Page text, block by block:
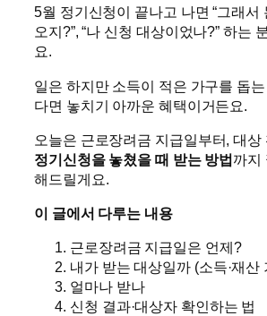
5월 정기신청이 끝나고 나면 “그래서
오지?”, “나 신청 대상이었나?” 하는
요.
일은 하지만 소득이 적은 가구를 돕
다면 놓치기 아까운 혜택이거든요.
오늘은 근로장려금 지급일부터, 대상
정기신청을 놓쳤을 때 받는 방법까지
해드릴게요.
이 글에서 다루는 내용
근로장려금 지급일은 언제?
내가 받는 대상일까 (소득·재산
얼마나 받나
신청 결과·대상자 확인하는 법